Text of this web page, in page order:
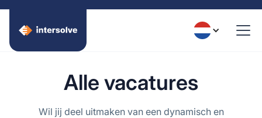
Alle vacatures
Wil jij deel uitmaken van een dynamisch en